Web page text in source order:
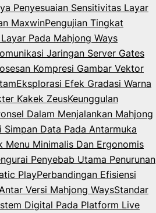
Penyesuaian Sensitivitas Layar
MaxwinPengujian Tingkat
Pada Mahjong Ways
Jaringan Server Gates
Kompresi Gambar Vektor
Eksplorasi Efek Gradasi Warna
Kakek ZeusKeunggulan
Dalam Menjalankan Mahjong
Simpan Data Pada Antarmuka
Menu Minimalis Dan Ergonomis
Penyebab Utama Penurunan
PlayPerbandingan Efisiensi
Versi Mahjong WaysStandar
Digital Pada Platform Live